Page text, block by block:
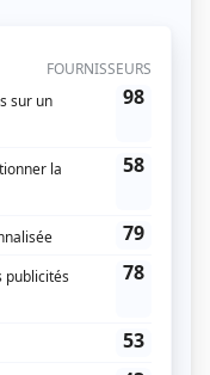
Poutine, se met
au centre de sa
et de grandes
aux facettes
comme
à trouver
de leur passé
les surveille.
le sens de